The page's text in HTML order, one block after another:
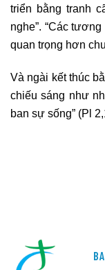
triển bằng tranh
nghe”. “Các
quan trọng hơn
Và ngài kết thúc
chiếu sáng như
ban sự sống” (Pl